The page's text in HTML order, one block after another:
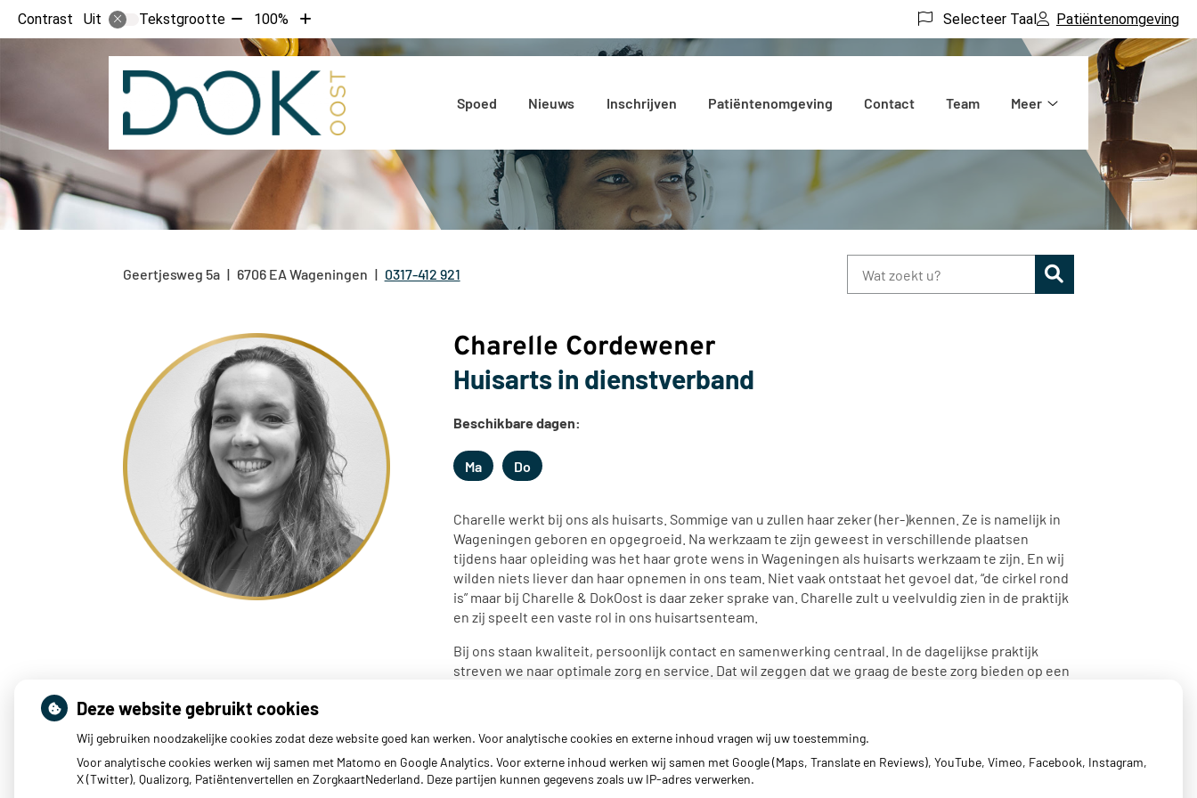
Contrast Uit Tekstgrootte Tekst
verkleinen
met
10%
100%
Tekst
vergroten
met
10%
Selecteer Taal Patiëntenomgeving
Spoed Nieuws Inschrijven Patiëntenomgeving Contact Team
Meer
submenu
Geertjesweg 5a 6706 EA Wageningen Tel:
0317-412 921
Charelle Cordewener
Huisarts in dienstverband
Beschikbare dagen:
Maandag
Ma Donderdag
Do
Charelle werkt bij ons als huisarts. Sommige van u zullen haar zeker (her-)kennen. Ze is namelijk in
Wageningen geboren en opgegroeid. Na werkzaam te zijn geweest in verschillende plaatsen
tijdens haar opleiding was het haar grote wens in Wageningen als huisarts werkzaam te zijn. En wij
wilden niets liever dan haar opnemen in ons team. Niet vaak ontstaat het gevoel dat, “de cirkel rond
is” maar bij Charelle & DokOost is daar zeker sprake van. Charelle zult u veelvuldig zien in de praktijk
en zij speelt een vaste rol in ons huisartsenteam.
Bij ons staan kwaliteit, persoonlijk contact en samenwerking centraal. In de dagelijkse praktijk
streven we naar optimale zorg en service. Dat wil zeggen dat we graag de beste zorg bieden op een
Deze website gebruikt cookies
Wij gebruiken noodzakelijke cookies zodat deze website goed kan werken. Voor analytische cookies en externe inhoud vragen wij uw toestemming.
Voor analytische cookies werken wij samen met Matomo en Google Analytics. Voor externe inhoud werken wij samen met Google (Maps, Translate en Reviews), YouTube, Vimeo, Facebook, Instagram,
X (Twitter), Qualizorg, Patiëntenvertellen en ZorgkaartNederland. Deze partijen kunnen gegevens zoals uw IP-adres verwerken.